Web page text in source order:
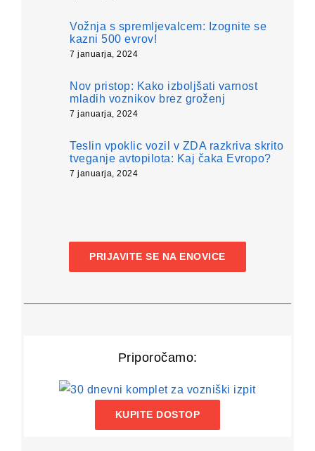
Vožnja s spremljevalcem: Izognite se
kazni 500 evrov!
7 januarja, 2024
Nov pristop: Kako izboljšati varnost
mladih voznikov brez groženj
7 januarja, 2024
Teslin vpoklic vozil v ZDA razkriva skrito
tveganje avtopilota: Kaj čaka Evropo?
7 januarja, 2024
PRIJAVITE SE NA ENOVICE
Priporočamo:
KUPITE DOSTOP